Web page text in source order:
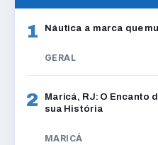
1 Náutica a marca que
GERAL
2
Maricá, RJ: O Encanto
sua História
MARICÁ